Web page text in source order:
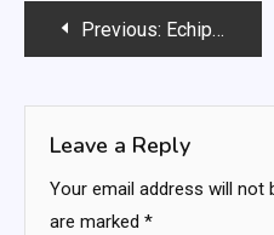
PostPrevious: Echipa Școlilor din Franța: Flexibilitate tactică, Scenarii de meci, Poziționarea jucătorilor
Leave a Reply
Your email address will not
are marked *